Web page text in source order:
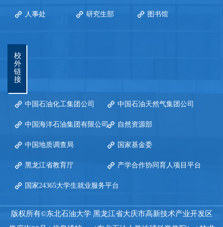
人事处 研究生部 图书馆
校
外
链
接
中国石油化工集团公司 中国石油天然气集团公司
中国海洋石油集团有限公司 自然资源部
中国地质调查局 国家基金委
黑龙江省教育厅 产学合作协同育人项目平台
国家24365大学生就业服务平台
版权所有©东北石油大学 黑龙江省大庆市高新技术产业开发区